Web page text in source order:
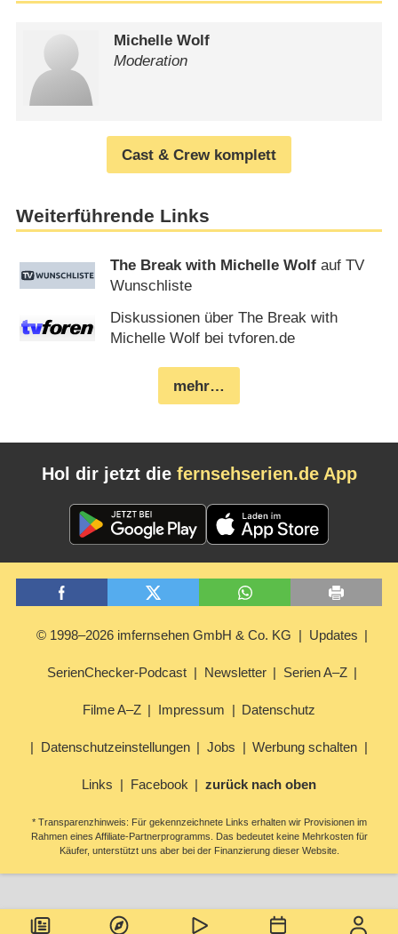
Michelle Wolf
Moderation
Cast & Crew komplett
Weiterführende Links
The Break with Michelle Wolf auf TV
Wunschliste
Diskussionen über The Break with
Michelle Wolf bei tvforen.de
mehr…
Hol dir jetzt die fernsehserien.de App
© 1998–2026 imfernsehen GmbH & Co. KG Updates
SerienChecker-Podcast Newsletter Serien A–Z
Filme A–Z Impressum Datenschutz
Datenschutzeinstellungen Jobs Werbung schalten
Links Facebook zurück nach oben
* Transparenzhinweis: Für gekennzeichnete Links erhalten wir Provisionen im
Rahmen eines Affiliate-Partnerprogramms. Das bedeutet keine Mehrkosten für
Käufer, unterstützt uns aber bei der Finanzierung dieser Website.